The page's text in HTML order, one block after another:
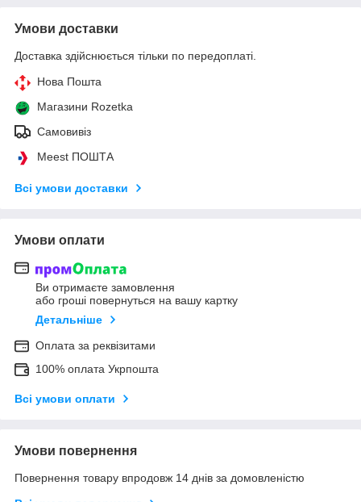
Умови доставки
Доставка здійснюється тільки по передоплаті.
Нова Пошта
Магазини Rozetka
Самовивіз
Meest ПОШТА
Всі умови доставки
Умови оплати
Ви отримаєте замовлення
або гроші повернуться на вашу картку
Детальніше
Оплата за реквізитами
100% оплата Укрпошта
Всі умови оплати
Умови повернення
Повернення товару впродовж 14 днів за домовленістю